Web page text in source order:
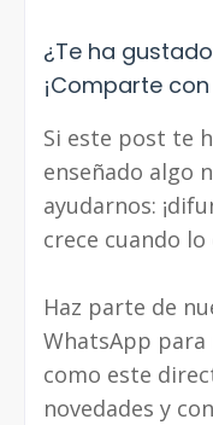
¿Te ha
¡Comparte
Si este post te
enseñado algo
ayudarnos:
crece cuando
Haz parte de
WhatsApp
como este
novedades y